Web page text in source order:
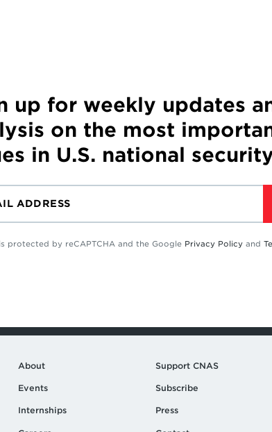
up for weekly updates
on the most
in U.S. national
protected by reCAPTCHA and the Google Privacy Policy and
About
Events
Internships
Support CNAS
Subscribe
Press